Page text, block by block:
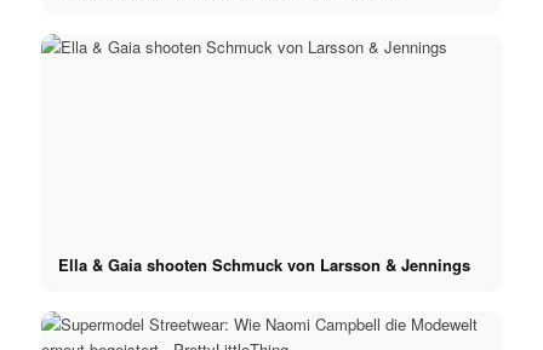
Ella & Gaia shooten Schmuck von Larsson & Jennings